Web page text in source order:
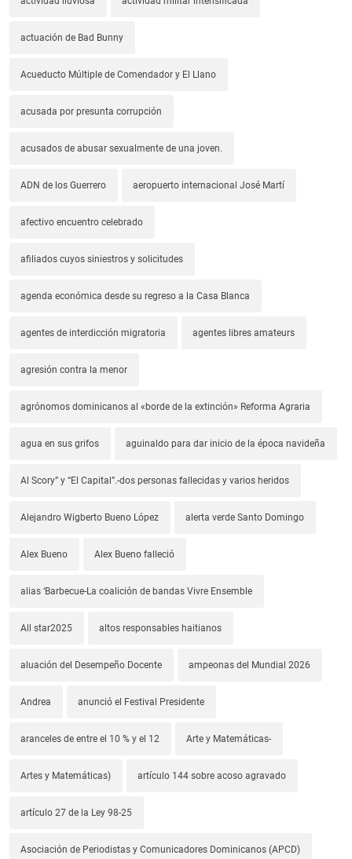
actuación de Bad Bunny
Acueducto Múltiple de Comendador y El Llano
acusada por presunta corrupción
acusados de abusar sexualmente de una joven.
ADN de los Guerrero aeropuerto internacional José Martí
afectivo encuentro celebrado
afiliados cuyos siniestros y solicitudes
agenda económica desde su regreso a la Casa Blanca
agentes de interdicción migratoria agentes libres amateurs
agresión contra la menor
agrónomos dominicanos al «borde de la extinción» Reforma Agraria
agua en sus grifos aguinaldo para dar inicio de la época navideña
Al Scory” y “El Capital”.-dos personas fallecidas y varios heridos
Alejandro Wigberto Bueno López alerta verde Santo Domingo
Alex Bueno Alex Bueno falleció
alias ‘Barbecue-La coalición de bandas Vivre Ensemble
All star2025 altos responsables haitianos
aluación del Desempeño Docente ampeonas del Mundial 2026
Andrea anunció el Festival Presidente
aranceles de entre el 10 % y el 12 Arte y Matemáticas-
Artes y Matemáticas) artículo 144 sobre acoso agravado
artículo 27 de la Ley 98-25
Asociación de Periodistas y Comunicadores Dominicanos (APCD)